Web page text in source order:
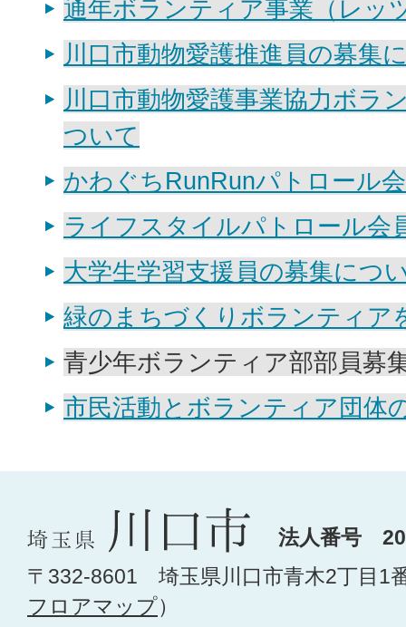
通年ボランティア事業（レッ
川口市動物愛護推進員の募集
川口市動物愛護事業協力ボラ
ついて
かわぐちRunRunパトロール
ライフスタイルパトロール会
大学生学習支援員の募集につ
緑のまちづくりボランティア
青少年ボランティア部部員募
市民活動とボランティア団体
法人番号
〒332-8601 埼玉県川口市青木2丁目1
フロアマップ）